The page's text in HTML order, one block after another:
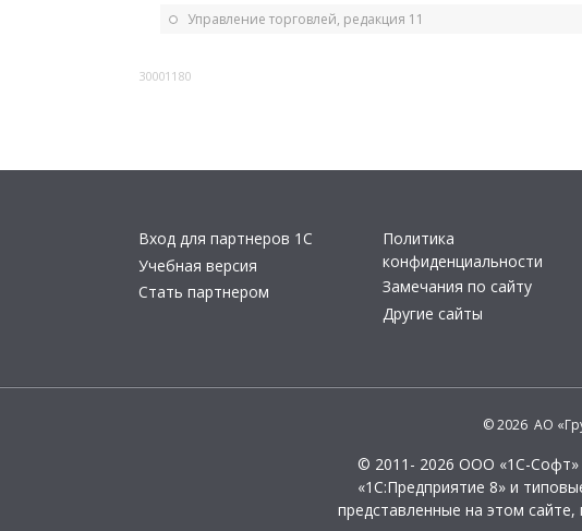
Управление торговлей, редакция 11
30001180
Вход для партнеров 1С
Учебная версия
Стать партнером
Политика
конфиденциальности
Замечания по сайту
Другие сайты
© 2026 АО
© 2011- 2026 ООО «1С-Софт»
«1С:Предприятие 8» и
представленные на этом